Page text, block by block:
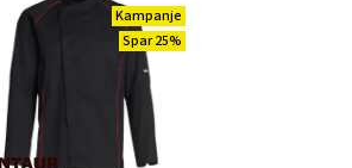
Kampanje
Spar 25%